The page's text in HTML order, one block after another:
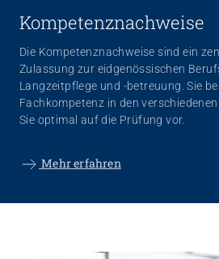
Kompetenznachweise
Die Kompetenznachweise sind ein
Zulassung zur eidgenössischen
Langzeitpflege und -betreuung. Sie
Fachkompetenz in den
Sie optimal auf die Prüfung vor.
Mehr erfahren